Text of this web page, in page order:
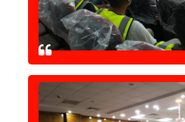
حوادث وقضايا
خدمات
الصحه والجمال
فن المطبخ